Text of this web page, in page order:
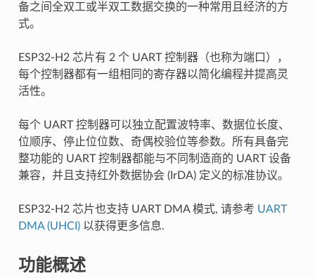
备之间全双工或半双工数据交换的一种常用且经济的方
式。
ESP32-H2 芯片有 2 个 UART 控制器（也称为端口），
每个控制器都有一组相同的寄存器以简化编程并提高灵
活性。
每个 UART 控制器可以独立配置波特率、数据位长度、
位顺序、停止位位数、奇偶校验位等参数。所有具备完
整功能的 UART 控制器都能与不同制造商的 UART 设备
兼容，并且支持红外数据协会 (IrDA) 定义的标准协议。
ESP32-H2 芯片也支持 UART DMA 模式, 请参考 UART
DMA (UHCI)以获得更多信息.
功能概述